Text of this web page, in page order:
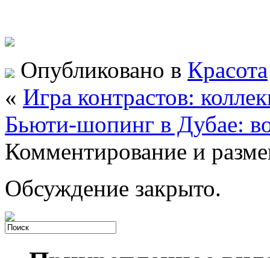
Опубликовано в Красота
« Игра контрастов:
Бьюти-шопинг в Дубае:
Комментирование и
Обсуждение закрыто.